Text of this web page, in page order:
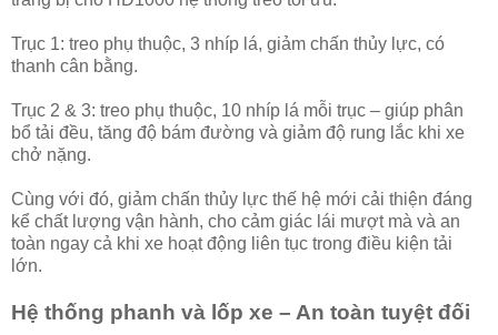
Trục 1: treo phụ thuộc, 3 nhíp lá, giảm chấn thủy lực, có
thanh cân bằng.
Trục 2 & 3: treo phụ thuộc, 10 nhíp lá mỗi trục – giúp phân
bổ tải đều, tăng độ bám đường và giảm độ rung lắc khi xe
chở nặng.
Cùng với đó, giảm chấn thủy lực thế hệ mới cải thiện đáng
kể chất lượng vận hành, cho cảm giác lái mượt mà và an
toàn ngay cả khi xe hoạt động liên tục trong điều kiện tải
lớn.
Hệ thống phanh và lốp xe – An toàn tuyệt đối